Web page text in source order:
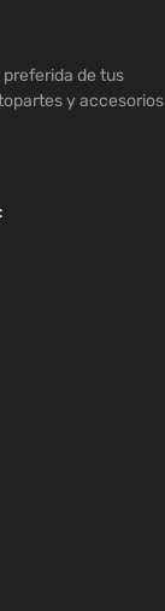
de tus
y accesorios